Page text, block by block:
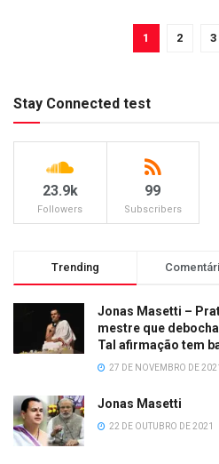
1 2 3
Stay Connected test
23.9k
Followers
99
Subscribers
Trending
Jonas Masetti –
mestre que
Tal afirmação tem
27 DE NOVEMBRO DE 2021
Jonas Masetti
22 DE OUTUBRO DE 2021